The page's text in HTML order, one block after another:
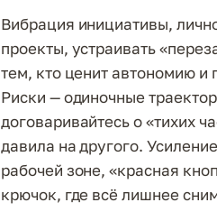
Вибрация инициативы,
проекты, устраивать
тем, кто ценит автономию и
Риски — одиночные
договаривайтесь о «тихих
давила на другого.
рабочей зоне, «красная
крючок, где всё лишнее